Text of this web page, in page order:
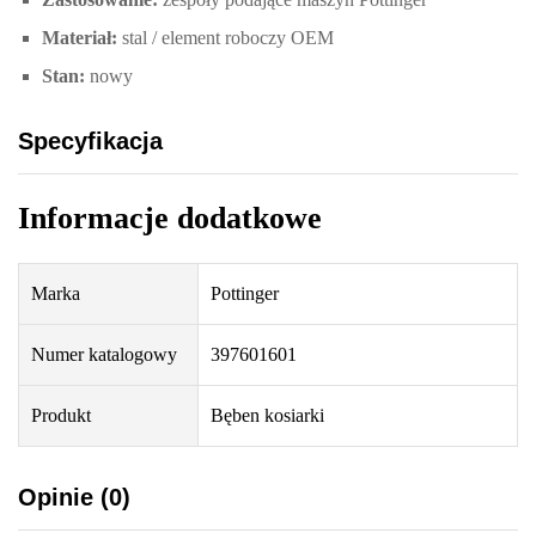
Materiał: stal / element roboczy OEM
Stan: nowy
Specyfikacja
Informacje dodatkowe
Marka Pottinger
Numer katalogowy 397601601
Produkt Bęben kosiarki
Opinie (0)